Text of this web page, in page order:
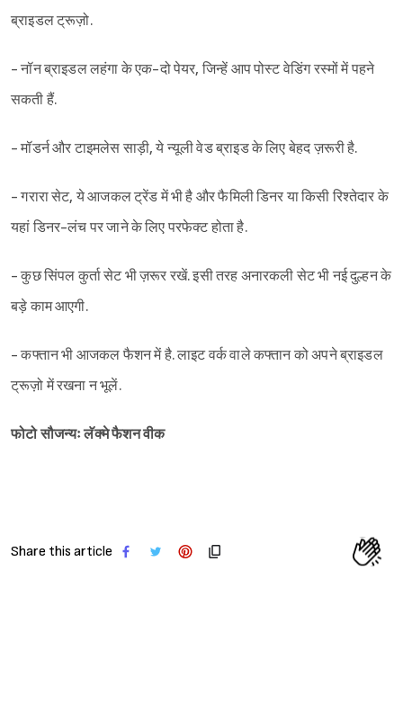
ब्राइडल ट्रूज़ो.
- नॉन ब्राइडल लहंगा के एक-दो पेयर, जिन्हें आप पोस्ट वेडिंग रस्मों में पहने
सकती हैं.
- मॉडर्न और टाइमलेस साड़ी, ये न्यूली वेड ब्राइड के लिए बेहद ज़रूरी है.
- गरारा सेट, ये आजकल ट्रेंड में भी है और फैमिली डिनर या किसी रिश्तेदार के
यहां डिनर-लंच पर जाने के लिए परफेक्ट होता है.
- कुछ सिंपल कुर्ता सेट भी ज़रूर रखें. इसी तरह अनारकली सेट भी नई दुल्हन के
बड़े काम आएगी.
- कफ्तान भी आजकल फैशन में है. लाइट वर्क वाले कफ्तान को अपने ब्राइडल
ट्रूज़ो में रखना न भूलें.
फोटो सौजन्यः लॅक्मे फैशन वीक
Share this article